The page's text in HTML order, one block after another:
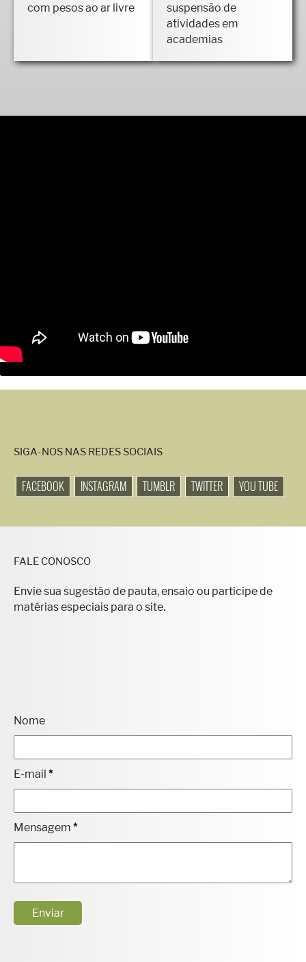
com pesos ao ar livre
suspensão de
atividades em
academias
SIGA-NOS NAS REDES SOCIAIS
FACEBOOK INSTAGRAM TUMBLR TWITTER YOU TUBE
FALE CONOSCO
Envie sua sugestão de pauta, ensaio ou participe de
matérias especiais para o site.
Nome
E-mail *
Mensagem *